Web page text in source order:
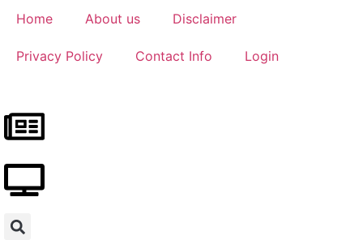
Home About us Disclaimer
Privacy Policy Contact Info Login